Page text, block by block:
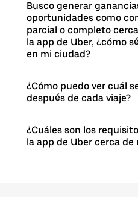
Busco generar
oportunidades como
parcial o completo
la app de Uber, ¿cómo
en mi ciudad?
¿Cómo puedo ver cuál
después de cada viaje?
¿Cuáles son los
la app de Uber cerca de